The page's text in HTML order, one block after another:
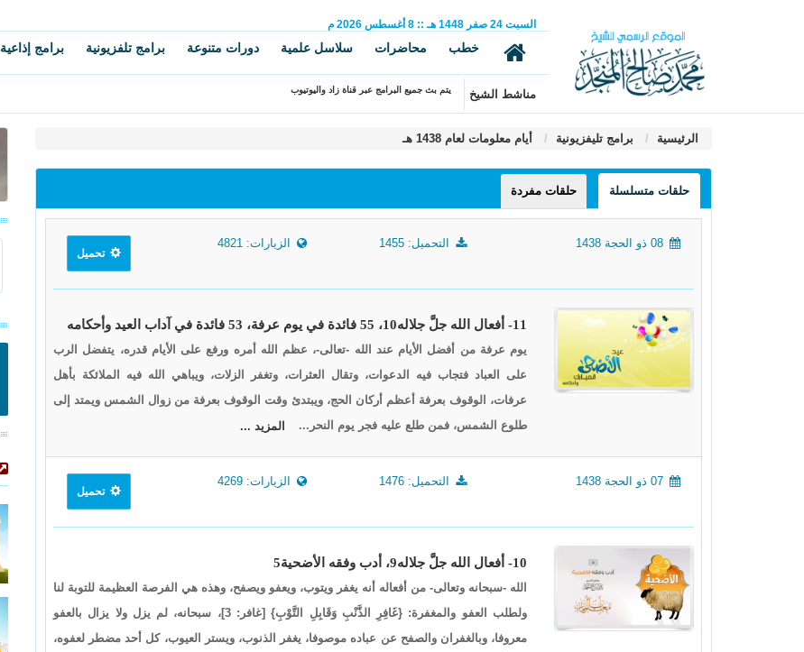
السبت 24 صفر 1448 هـ ::
8 أغسطس 2026 م
خطب محاضرات سلاسل علمية دورات متنوعة برامج تلفزيونية برامج إذاعية
مناشط الشيخ يتم بث جميع البرامج عبر قناة زاد واليوتيوب
الرئيسية برامج تليفزيونية أيام معلومات لعام 1438 هـ
حلقات متسلسلة حلقات مفردة
التحميل: 1455 الزيارات: 4821
تحميل
11- أفعال الله جلَّ جلاله10، 55 فائدة في يوم عرفة، 53 فائدة في آداب العيد وأحكامه
يوم عرفة من أفضل الأيام عند الله -تعالى-، عظم الله أمره ورفع على الأيام قدره، يتفضل الرب
على العباد فتجاب فيه الدعوات، وتقال العثرات، وتغفر الزلات، ويباهي الله فيه الملائكة بأهل
عرفات، الوقوف بعرفة أعظم أركان الحج، ويبتدئ وقت الوقوف بعرفة من زوال الشمس ويمتد إلى
طلوع الشمس، فمن طلع عليه فجر يوم النحر...
المزيد ...
التحميل: 1476 الزيارات: 4269
تحميل
10- أفعال الله جلَّ جلاله9، أدب وفقه الأضحية5
الله -سبحانه وتعالى- من أفعاله أنه يغفر ويتوب، ويعفو ويصفح، وهذه هي الفرصة العظيمة للتوبة لنا
ولطلب العفو والمغفرة: {غَافِرِ الذَّنْبِ وَقَابِلِ التَّوْبِ} [غافر: 3]، سبحانه، لم يزل ولا يزال بالعفو
معروفا، وبالغفران والصفح عن عباده موصوفا، يغفر الذنوب، ويستر العيوب، كل أحد مضطر لعفوه،